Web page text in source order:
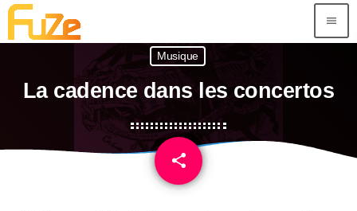
menu
Musique
La cadence dans les concertos
share
email